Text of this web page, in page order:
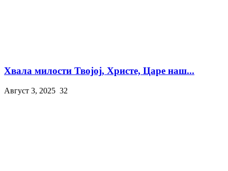
Хвала милости Твојој, Христе, Царе наш...
Август 3, 2025 32